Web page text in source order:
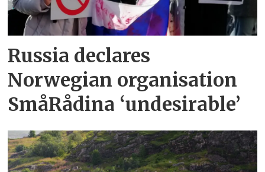
Russia declares
Norwegian organisation
SmåRådina ‘undesirable’